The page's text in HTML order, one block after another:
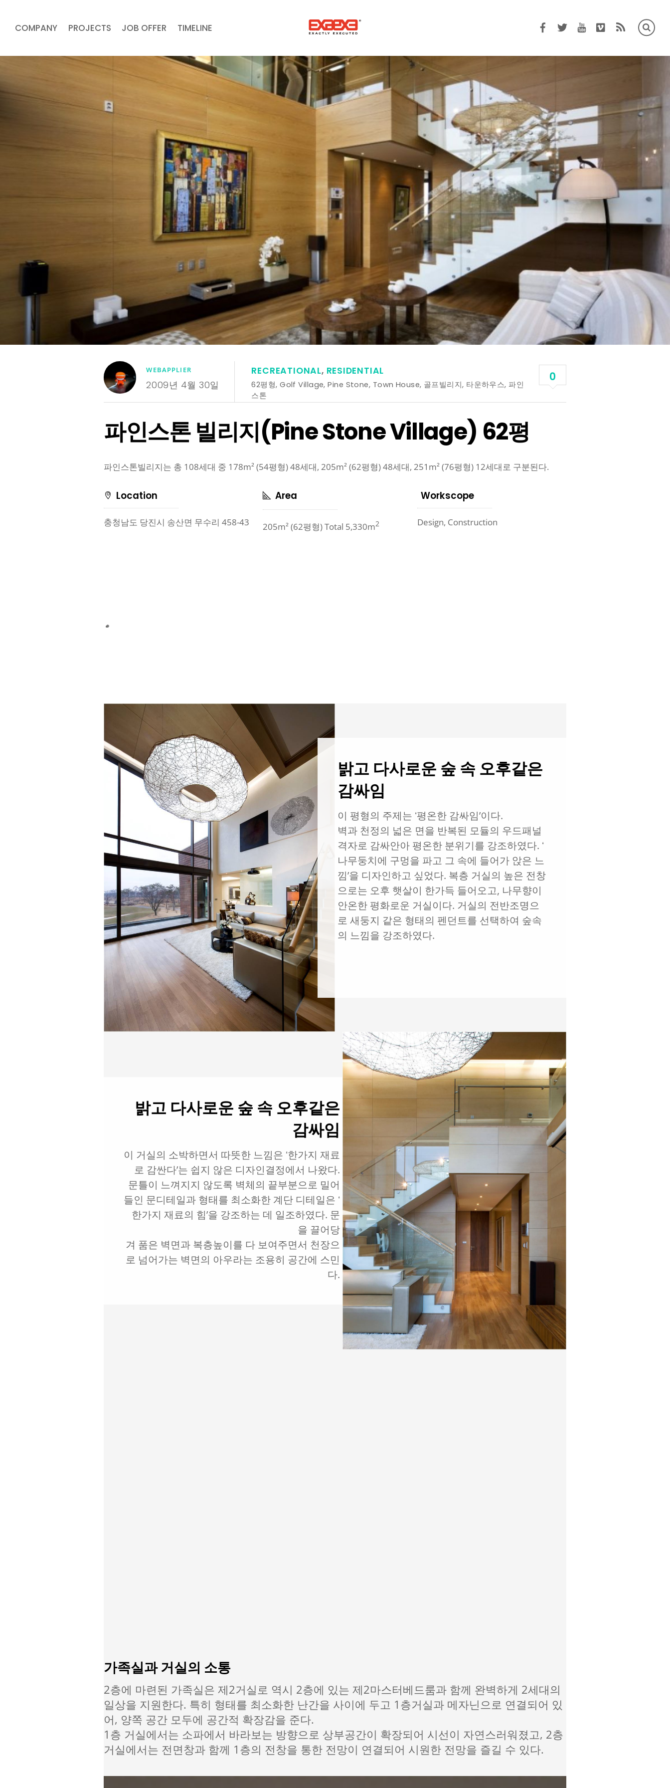
FacebookTwitterYoutubeVimeoRSS
COMPANY PROJECTS JOB OFFER TIMELINE
WEBAPPLIER
2009년 4월 30일
RECREATIONAL, RESIDENTIAL
62평형,Golf Village,Pine Stone, Town House, 골프빌리지, 타운하우스, 파인
스톤
0
파인스톤 빌리지(Pine Stone Village) 62평
파인스톤빌리지는 총 108세대 중 178m² (54평형) 48세대, 205m² (62평형) 48세대, 251m² (76평형) 12세대로 구분된다.
Location
충청남도 당진시 송산면 무수리 458-43
Area
205m² (62평형) Total 5,330m2
Workscope
Design, Construction
밝고 다사로운 숲 속 오후같은
감싸임
이 평형의 주제는 ʻ평온한 감싸임ʼ이다.
벽과 천정의 넓은 면을 반복된 모듈의 우드패널
격자로 감싸안아 평온한 분위기를 강조하였다. ʻ
나무둥치에 구멍을 파고 그 속에 들어가 앉은 느
낌ʼ을 디자인하고 싶었다. 복층 거실의 높은 전창
으로는 오후 햇살이 한가득 들어오고, 나무향이
안온한 평화로운 거실이다. 거실의 전반조명으
로 새둥지 같은 형태의 펜던트를 선택하여 숲속
의 느낌을 강조하였다.
밝고 다사로운 숲 속 오후같은
감싸임
이 거실의 소박하면서 따뜻한 느낌은 ʻ한가지 재료
로 감싼다ʼ는 쉽지 않은 디자인결정에서 나왔다.
문틀이 느껴지지 않도록 벽체의 끝부분으로 밀어
들인 문디테일과 형태를 최소화한 계단 디테일은 ʻ
한가지 재료의 힘ʼ을 강조하는 데 일조하였다. 문
을 끌어당
겨 품은 벽면과 복층높이를 다 보여주면서 천장으
로 넘어가는 벽면의 아우라는 조용히 공간에 스민
다.
가족실과 거실의 소통
2층에 마련된 가족실은 제2거실로 역시 2층에 있는 제2마스터베드룸과 함께 완벽하게 2세대의
일상을 지원한다. 특히 형태를 최소화한 난간을 사이에 두고 1층거실과 메자닌으로 연결되어 있
어, 양쪽 공간 모두에 공간적 확장감을 준다.
1층 거실에서는 소파에서 바라보는 방향으로 상부공간이 확장되어 시선이 자연스러워졌고, 2층
거실에서는 전면창과 함께 1층의 전창을 통한 전망이 연결되어 시원한 전망을 즐길 수 있다.